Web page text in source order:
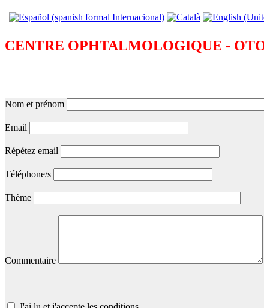
CENTRE OPHTALMOLOGIQUE -
Nom et prénom
Email
Répétez email
Téléphone/s
Thème
Commentaire